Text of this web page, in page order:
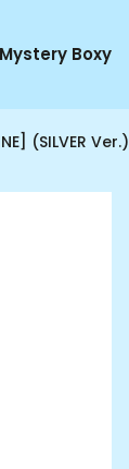
Mystery Boxy
(SILVER Ver.)